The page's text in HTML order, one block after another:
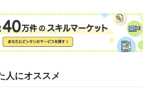
人にオススメ